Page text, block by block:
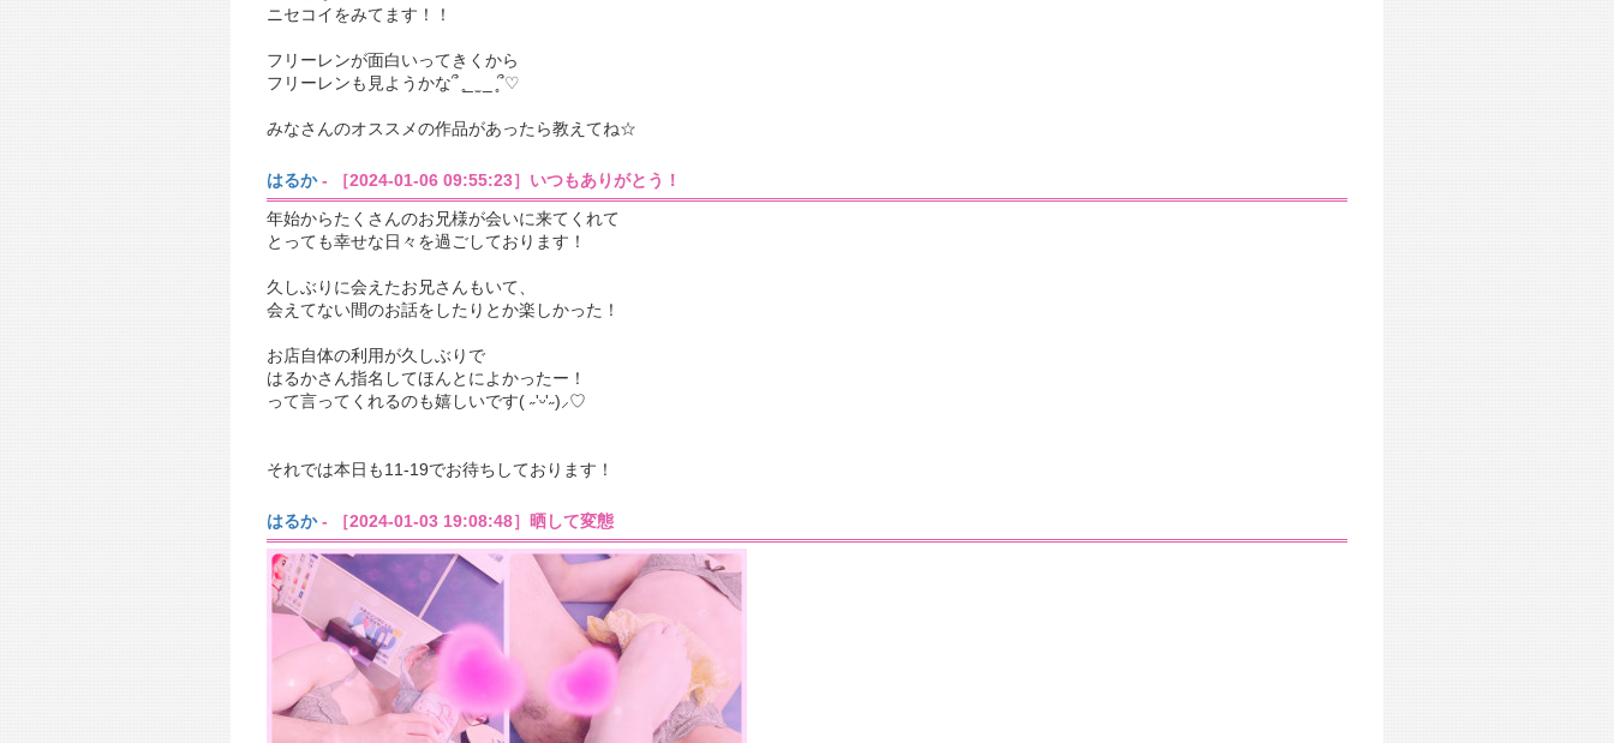
ニセコイをみてます！！
フリーレンが面白いってきくから
フリーレンも見ようかな՞ ̥_ ̫ _ ̥՞♡
みなさんのオススメの作品があったら教えてね☆
はるか- ［2024-01-06 09:55:23］いつもありがとう！
年始からたくさんのお兄様が会いに来てくれて
とっても幸せな日々を過ごしております！
久しぶりに会えたお兄さんもいて、
会えてない間のお話をしたりとか楽しかった！
お店自体の利用が久しぶりで
はるかさん指名してほんとによかったー！
って言ってくれるのも嬉しいです( ˶'ᵕ'˶)⸝‪‪‎♡
それでは本日も11-19でお待ちしております！
はるか- ［2024-01-03 19:08:48］晒して変態